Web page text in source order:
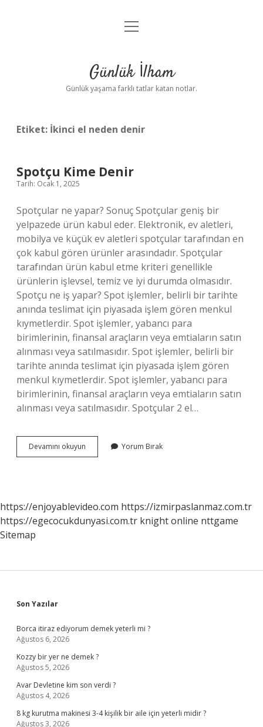
Anasayfa
Yasal Uyarı
menüyü
Günlük İlham
Günlük yaşama farklı tatlar katan notlar.
Etiket: İkinci el neden denir
Spotçu Kime Denir
Tarih: Ocak 1, 2025
Spotçular ne yapar? Sonuç Spotçular geniş bir
yelpazede ürün kabul eder. Elektronik, ev aletleri,
mobilya ve küçük ev aletleri spotçular tarafından en
çok kabul gören ürünler arasındadır. Spotçular
tarafından ürün kabul etme kriteri genellikle
ürünlerin işlevsel, temiz ve iyi durumda olmasıdır.
Spotçu ne iş yapar? Spot işlemler, belirli bir tarihte
anında teslimat için piyasada işlem gören menkul
kıymetlerdir. Spot işlemler, yabancı para
birimlerinin, finansal araçların veya emtiaların satın
alınması veya satılmasıdır. Spot işlemler, belirli bir
tarihte anında teslimat için piyasada işlem gören
menkul kıymetlerdir. Spot işlemler, yabancı para
birimlerinin, finansal araçların veya emtiaların satın
alınması veya satılmasıdır. Spotçular 2 el…
Devamını okuyun
Kime
Yorum Bırak
https://enjoyablevideo.com https://izmirpaslanmaz.com.tr
https://egecocukdunyasi.com.tr knight online nttgame
Sitemap
Sidebar
Son Yazılar
Borca itiraz ediyorum demek yeterli mi ?
Ağustos 6, 2026
Kozzy bir yer ne demek ?
Ağustos 5, 2026
Avar Devletine kim son verdi ?
Ağustos 4, 2026
8 kg kurutma makinesi 3-4 kişilik bir aile için yeterli midir ?
Ağustos 3, 2026